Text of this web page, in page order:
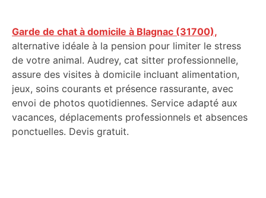
Garde de chat à domicile à Blagnac (31700),
alternative idéale à la pension pour limiter le stress
de votre animal. Audrey, cat sitter professionnelle,
assure des visites à domicile incluant alimentation,
jeux, soins courants et présence rassurante, avec
envoi de photos quotidiennes. Service adapté aux
vacances, déplacements professionnels et absences
ponctuelles. Devis gratuit.